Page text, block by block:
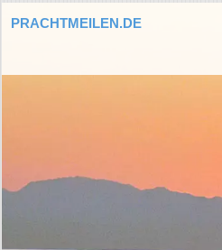
PRACHTMEILEN.DE